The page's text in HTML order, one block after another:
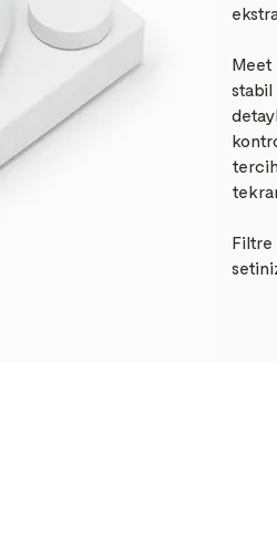
Meet
stabil
Filtre